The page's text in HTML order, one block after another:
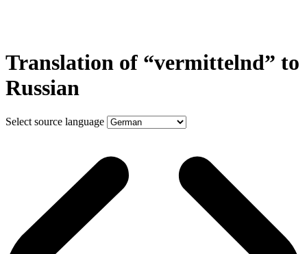
Translation of “vermittelnd” to
Russian
Select source language